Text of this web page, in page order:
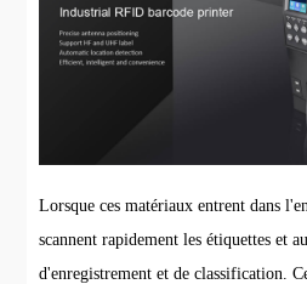
Lorsque ces matériaux entrent dans
scannent rapidement les étiquettes et
d'enregistrement et de classification.